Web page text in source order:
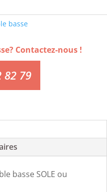
basse
Contactez-nous !
82 79
basse SOLE ou